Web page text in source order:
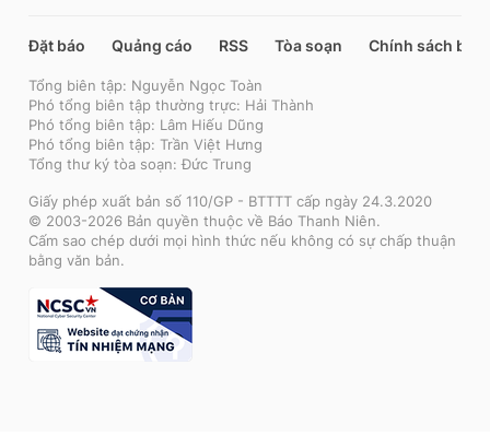
Đặt báo Quảng cáo RSS Tòa soạn Chính sách bảo
Tổng biên tập: Nguyễn Ngọc Toàn
Phó tổng biên tập thường trực: Hải Thành
Phó tổng biên tập: Lâm Hiếu Dũng
Phó tổng biên tập: Trần Việt Hưng
Tổng thư ký tòa soạn: Đức Trung
Giấy phép xuất bản số 110/GP - BTTTT cấp ngày 24.3.2020
© 2003-2026 Bản quyền thuộc về Báo Thanh Niên.
Cấm sao chép dưới mọi hình thức nếu không có sự chấp thuận
bằng văn bản.